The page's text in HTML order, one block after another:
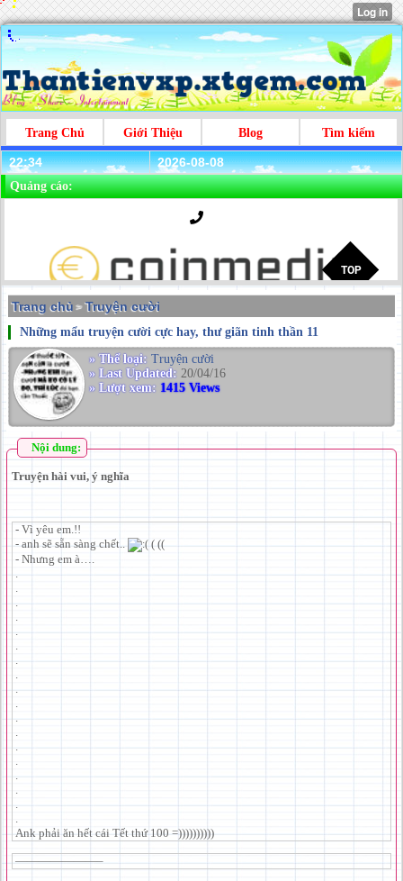
Trang Chủ Giới Thiệu Blog Tìm kiếm
22:34 2026-08-08
Quảng cáo:
Trang chủ >Truyện cười
Những mẩu truyện cười cực hay, thư giãn tinh thần 11
» Thể loại: Truyện cười
» Last Updated: 20/04/16
» Lượt xem: 1415 Views
Nội dung:
Truyện hài vui, ý nghĩa
- Vì yêu em.!!
- anh sẽ sẵn sàng chết..
( ((
- Nhưng em à….
.
.
.
.
.
.
.
.
.
.
.
.
.
.
.
.
.
.
Ank phải ăn hết cái Tết thứ 100 =))))))))))
———————–